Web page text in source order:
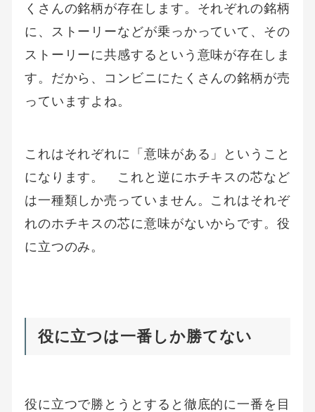
くさんの銘柄が存在します。それぞれの銘柄
に、ストーリーなどが乗っかっていて、その
ストーリーに共感するという意味が存在しま
す。だから、コンビニにたくさんの銘柄が売
っていますよね。
これはそれぞれに「意味がある」ということ
になります。 これと逆にホチキスの芯など
は一種類しか売っていません。これはそれぞ
れのホチキスの芯に意味がないからです。役
に立つのみ。
役に立つは一番しか勝てない
役に立つで勝とうとすると徹底的に一番を目